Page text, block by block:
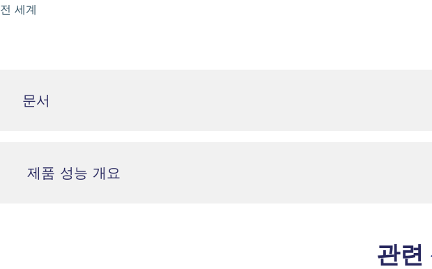
가지로 마찬가지로 마찬가지로 마찬가지로 마찬가지로 마찬가지로 마찬가지로 마찬가
가지로 마찬가지로 마찬가지로 마찬가지로 마찬가지로 마찬가지로 마찬가지로 마찬가
전 세계
문서
제품 성능 개요
관련